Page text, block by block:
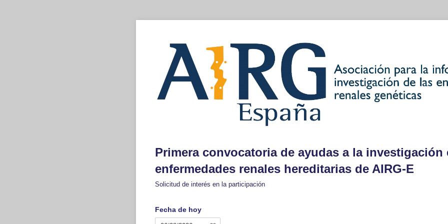
Primera convocatoria de ayudas a la investigación
enfermedades renales hereditarias de AIRG-E
Solicitud de interés en la participación
Fecha de hoy